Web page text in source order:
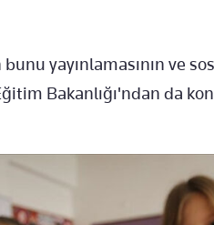
yayınlamasının ve
Bakanlığı'ndan da